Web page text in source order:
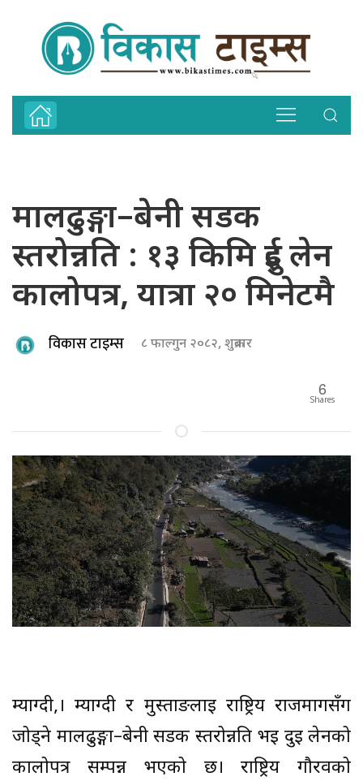
मालढुङ्गा–बेनी सडक
स्तरोन्नति : १३ किमि दुई लेन
कालोपत्र, यात्रा २० मिनेटमै
विकास टाइम्स ८ फाल्गुन २०८२, शुक्रबार
6
Shares
म्याग्दी,। म्याग्दी र मुस्ताङलाई राष्ट्रिय राजमार्गसँग
जोड्ने मालढुङ्गा–बेनी सडक स्तरोन्नति भई दुई लेनको
कालोपत्र सम्पन्न भएको छ। राष्ट्रिय गौरवको